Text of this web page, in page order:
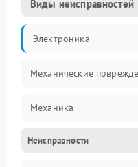
Виды неисправностей
Электроника
Механические
Механика
Управление
Неисправности